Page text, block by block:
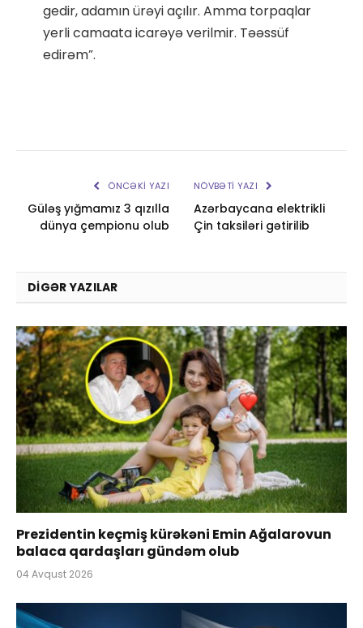
gedir, adamın ürəyi açılır. Amma torpaqlar
yerli camaata icarəyə verilmir. Təəssüf
edirəm”.
ÖNCƏKI YAZI
Güləş yığmamız 3 qızılla
dünya çempionu olub
NÖVBƏTI YAZI
Azərbaycana elektrikli
Çin taksiləri gətirilib
DIGƏR YAZILAR
Prezidentin keçmiş kürəkəni Emin Ağalarovun
balaca qardaşları gündəm olub
04 Avqust 2026